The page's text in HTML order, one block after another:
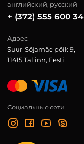
английский, русский
+ (372) 555 600 34
Адрес
Suur-Sõjamäe põik 9,
11415 Tallinn, Eesti
Социальные сети